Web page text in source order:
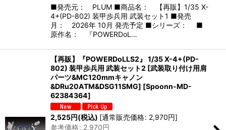
■発売元： PLUM ■商品名： 【再販】1/35 X-
4+(PD-802) 装甲歩兵用 武装セット1 ■発売
月： 2026年 10月 発売予定 ■シリーズ： ■
原作名： 『POWERDoL…
【再販】『POWERDoLLS2』 1/35 X-4+(PD-
802) 装甲歩兵用 武装セット2 [武装取り付け用肩
パーツ&MC120mmキャノン
&DRu20ATM&DSG11SMG] [Spoonn-MD-
62384364]
2,525円(税込) [通常販売価格: 2,970円]
参考価格: 2,970円